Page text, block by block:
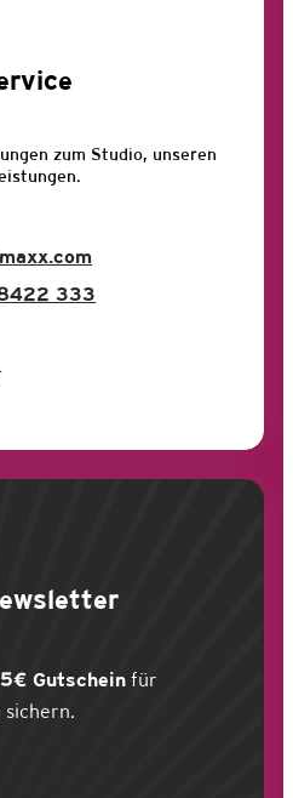
zum Studio, unseren
333
5€ Gutschein für
sichern.